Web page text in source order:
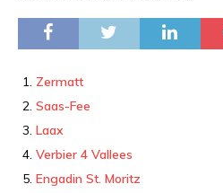
Zermatt
Saas-Fee
Laax
Verbier 4 Vallees
Engadin St. Moritz